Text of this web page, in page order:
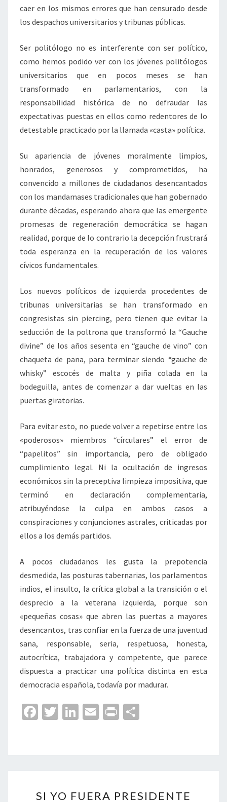
caer en los mismos errores que han censurado desde
los despachos universitarios y tribunas públicas.
Ser politólogo no es interferente con ser político,
como hemos podido ver con los jóvenes politólogos
universitarios que en pocos meses se han
transformado en parlamentarios, con la
responsabilidad histórica de no defraudar las
expectativas puestas en ellos como redentores de lo
detestable practicado por la llamada «casta» política.
Su apariencia de jóvenes moralmente limpios,
honrados, generosos y comprometidos, ha
convencido a millones de ciudadanos desencantados
con los mandamases tradicionales que han gobernado
durante décadas, esperando ahora que las emergente
promesas de regeneración democrática se hagan
realidad, porque de lo contrario la decepción frustrará
toda esperanza en la recuperación de los valores
cívicos fundamentales.
Los nuevos políticos de izquierda procedentes de
tribunas universitarias se han transformado en
congresistas sin piercing, pero tienen que evitar la
seducción de la poltrona que transformó la “Gauche
divine” de los años sesenta en “gauche de vino” con
chaqueta de pana, para terminar siendo “gauche de
whisky” escocés de malta y piña colada en la
bodeguilla, antes de comenzar a dar vueltas en las
puertas giratorias.
Para evitar esto, no puede volver a repetirse entre los
«poderosos» miembros “círculares” el error de
“papelitos” sin importancia, pero de obligado
cumplimiento legal. Ni la ocultación de ingresos
económicos sin la preceptiva limpieza impositiva, que
terminó en declaración complementaria,
atribuyéndose la culpa en ambos casos a
conspiraciones y conjunciones astrales, criticadas por
ellos a los demás partidos.
A pocos ciudadanos les gusta la prepotencia
desmedida, las posturas tabernarias, los parlamentos
indios, el insulto, la crítica global a la transición o el
desprecio a la veterana izquierda, porque son
«pequeñas cosas» que abren las puertas a mayores
desencantos, tras confiar en la fuerza de una juventud
sana, responsable, seria, respetuosa, honesta,
autocrítica, trabajadora y competente, que parece
dispuesta a practicar una política distinta en esta
democracia española, todavía por madurar.
Fa
o
o
k
T
er
Li
dI
n
E
l
Pr
p
ar
tir
YO
SI YO FUERA PRESIDENTE